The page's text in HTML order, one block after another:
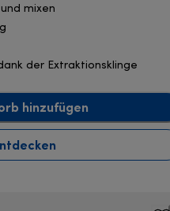
mixen
der Extraktionsklinge
hinzufügen